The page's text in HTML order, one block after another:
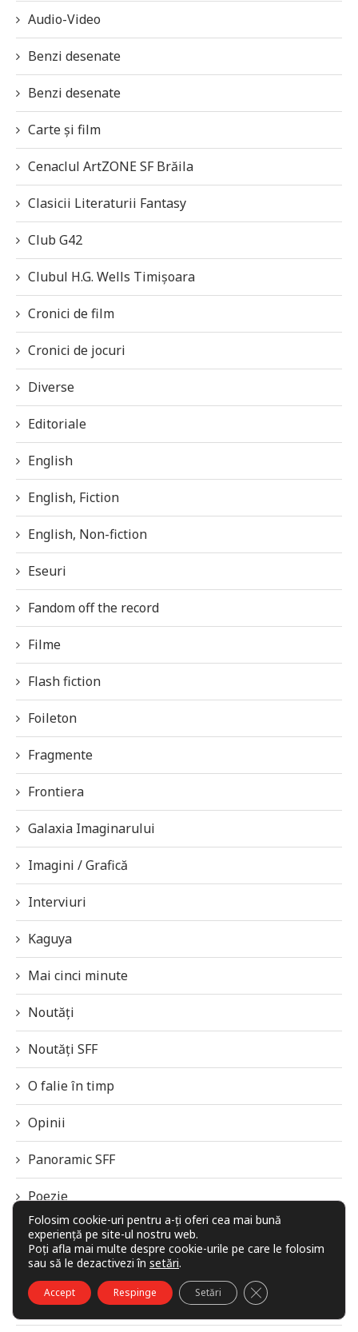
Audio-Video
Benzi desenate
Benzi desenate
Carte și film
Cenaclul ArtZONE SF Brăila
Clasicii Literaturii Fantasy
Club G42
Clubul H.G. Wells Timișoara
Cronici de film
Cronici de jocuri
Diverse
Editoriale
English
English, Fiction
English, Non-fiction
Eseuri
Fandom off the record
Filme
Flash fiction
Foileton
Fragmente
Frontiera
Galaxia Imaginarului
Imagini / Grafică
Interviuri
Kaguya
Mai cinci minute
Noutăți
Noutăți SFF
O falie în timp
Opinii
Panoramic SFF
Poezie
Povestiri
Premiile revistei Galaxia 42
Privind spre viitor
Folosim cookie-uri pentru a-ți oferi cea mai bună
experiență pe site-ul nostru web.
Poți afla mai multe despre cookie-urile pe care le folosim
sau să le dezactivezi în setări.
Accept Respinge Setări CLOSE GDPR